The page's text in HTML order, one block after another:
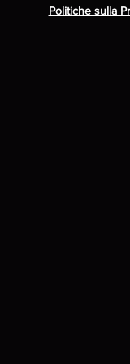
Politiche sulla